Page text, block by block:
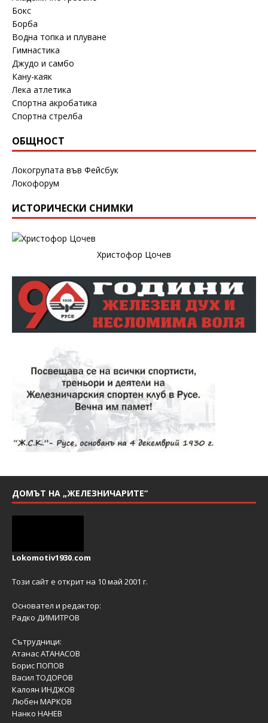
Бокс
Борба
Водна топка и плуване
Гимнастика
Джудо и самбо
Кану-каяк
Лека атлетика
Спортна акробатика
Спортна стрелба
ОБЩНОСТ
Локогрупата във Фейсбук
Локофорум
ИСТОРИЧЕСКИ СНИМКИ
Христофор Цочев
ДОМЪТ НА „ЖЕЛЕЗНИЧАРИТЕ“
Lokomotiv1930.com
Този сайт е открит на 10 май 2001 г.
Основател и редактор:
Радко ДИМИТРОВ
Сътрудници:
Атанас АТАНАСОВ
Борис ПОПОВ
Васил ТОДОРОВ
Калоян ИНДЖОВ
Любен МАРКОВ
Нанко НАНЕВ